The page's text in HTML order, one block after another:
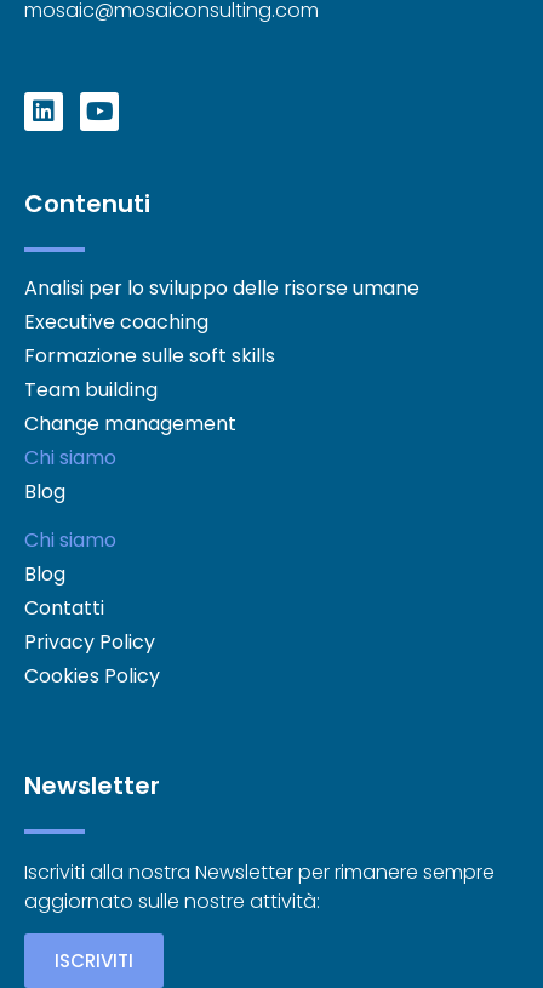
mosaic@mosaiconsulting.com
Contenuti
Analisi per lo sviluppo delle risorse umane
Executive coaching
Formazione sulle soft skills
Team building
Change management
Chi siamo
Blog
Chi siamo
Blog
Contatti
Privacy Policy
Cookies Policy
Newsletter
Iscriviti alla nostra Newsletter per rimanere sempre
aggiornato sulle nostre attività:
ISCRIVITI